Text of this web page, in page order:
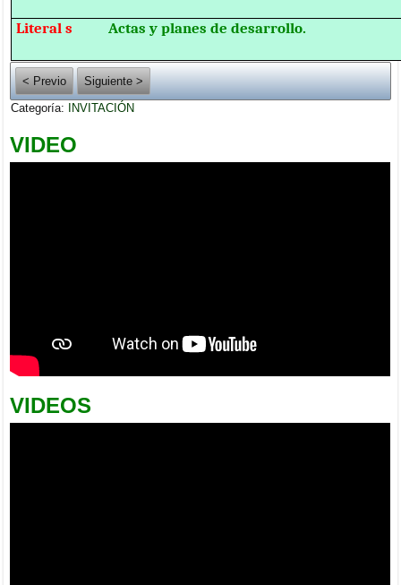
Literal sActas y planes de desarrollo.
< Previo
Siguiente >
Categoría:
INVITACIÓN
VIDEO
VIDEOS